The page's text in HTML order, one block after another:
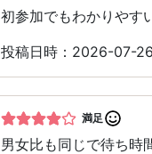
初参加でもわかりやす
投稿日時：2026-07-26
満足
男女比も同じで待ち時